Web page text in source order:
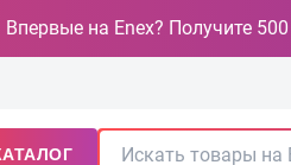
Впервые на Enex? Получите